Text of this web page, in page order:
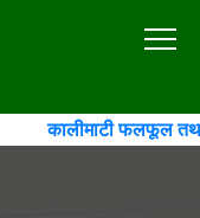
कालीमाटी फलफूल तथा